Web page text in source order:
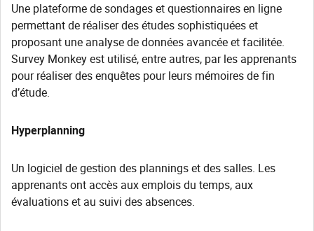
Une plateforme de sondages et questionnaires en ligne
permettant de réaliser des études sophistiquées et
proposant une analyse de données avancée et facilitée.
Survey Monkey est utilisé, entre autres, par les apprenants
pour réaliser des enquêtes pour leurs mémoires de fin
d’étude.
Hyperplanning
Un logiciel de gestion des plannings et des salles. Les
apprenants ont accès aux emplois du temps, aux
évaluations et au suivi des absences.